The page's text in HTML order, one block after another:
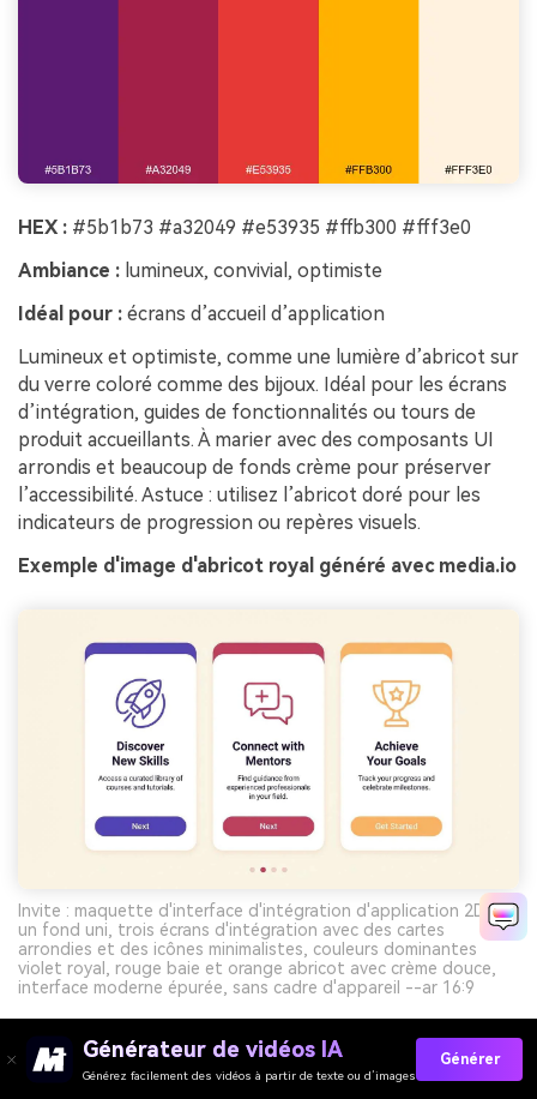
HEX : #5b1b73 #a32049 #e53935 #ffb300 #fff3e0
Ambiance : lumineux, convivial, optimiste
Idéal pour : écrans d’accueil d’application
Lumineux et optimiste, comme une lumière d’abricot sur
du verre coloré comme des bijoux. Idéal pour les écrans
d’intégration, guides de fonctionnalités ou tours de
produit accueillants. À marier avec des composants UI
arrondis et beaucoup de fonds crème pour préserver
l’accessibilité. Astuce : utilisez l’abricot doré pour les
indicateurs de progression ou repères visuels.
Exemple d'image d'abricot royal généré avec media.io
Invite : maquette d'interface d'intégration d'application 2D sur
un fond uni, trois écrans d'intégration avec des cartes
arrondies et des icônes minimalistes, couleurs dominantes
violet royal, rouge baie et orange abricot avec crème douce,
interface moderne épurée, sans cadre d'appareil --ar 16:9
Créez Gratuitement Des Visuels À Palette Violet
Rouge Orange Avec L’IA
Générateur de vidéos IA
Générez facilement des vidéos à partir de texte ou d’images
Générer